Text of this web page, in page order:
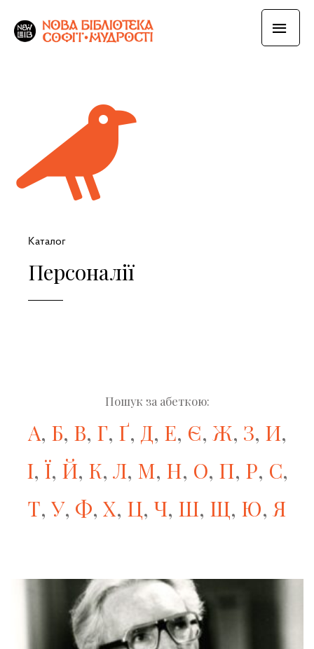
Каталог
Персоналії
Пошук за абеткою:
А, Б, В, Г, Ґ, Д, Е, Є, Ж, З, И,
І, Ї, Й, К, Л, М, Н, О, П, Р, С,
Т, У, Ф, Х, Ц, Ч, Ш, Щ, Ю, Я